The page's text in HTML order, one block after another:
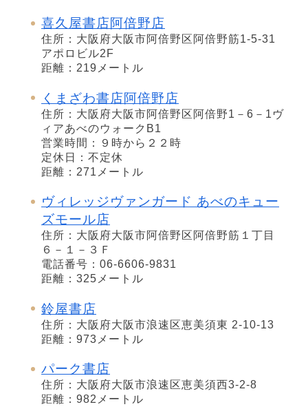
喜久屋書店阿倍野店
住所：大阪府大阪市阿倍野区阿倍野筋1-5-31
アポロビル2F
距離：219メートル
くまざわ書店阿倍野店
住所：大阪府大阪市阿倍野区阿倍野1－6－1ヴ
ィアあべのウォークB1
営業時間：９時から２２時
定休日：不定休
距離：271メートル
ヴィレッジヴァンガード あべのキュー
ズモール店
住所：大阪府大阪市阿倍野区阿倍野筋１丁目
６－１－３Ｆ
電話番号：06-6606-9831
距離：325メートル
鈴屋書店
住所：大阪府大阪市浪速区恵美須東 2-10-13
距離：973メートル
パーク書店
住所：大阪府大阪市浪速区恵美須西3-2-8
距離：982メートル